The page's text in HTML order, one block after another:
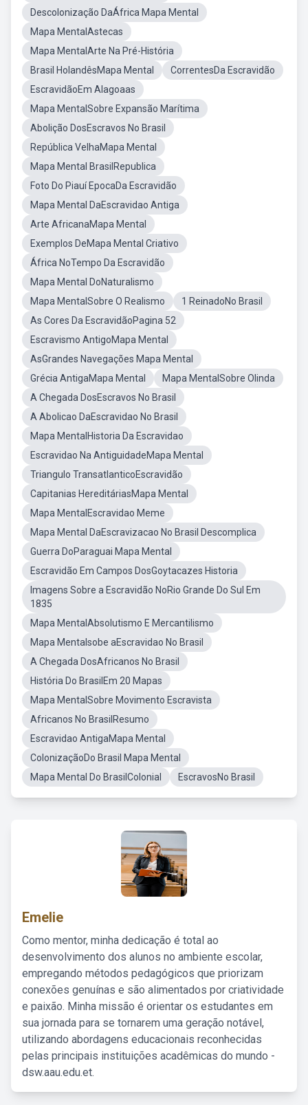
Descolonização DaÁfrica Mapa Mental
Mapa MentalAstecas
Mapa MentalArte Na Pré-História
Brasil HolandêsMapa Mental
CorrentesDa Escravidão
EscravidãoEm Alagoaas
Mapa MentalSobre Expansão Marítima
Abolição DosEscravos No Brasil
República VelhaMapa Mental
Mapa Mental BrasilRepublica
Foto Do Piauí EpocaDa Escravidão
Mapa Mental DaEscravidao Antiga
Arte AfricanaMapa Mental
Exemplos DeMapa Mental Criativo
África NoTempo Da Escravidão
Mapa Mental DoNaturalismo
Mapa MentalSobre O Realismo
1 ReinadoNo Brasil
As Cores Da EscravidãoPagina 52
Escravismo AntigoMapa Mental
AsGrandes Navegações Mapa Mental
Grécia AntigaMapa Mental
Mapa MentalSobre Olinda
A Chegada DosEscravos No Brasil
A Abolicao DaEscravidao No Brasil
Mapa MentalHistoria Da Escravidao
Escravidao Na AntiguidadeMapa Mental
Triangulo TransatlanticoEscravidão
Capitanias HereditáriasMapa Mental
Mapa MentalEscravidao Meme
Mapa Mental DaEscravizacao No Brasil Descomplica
Guerra DoParaguai Mapa Mental
Escravidão Em Campos DosGoytacazes Historia
Imagens Sobre a Escravidão NoRio Grande Do Sul Em
1835
Mapa MentalAbsolutismo E Mercantilismo
Mapa Mentalsobe aEscravidao No Brasil
A Chegada DosAfricanos No Brasil
História Do BrasilEm 20 Mapas
Mapa MentalSobre Movimento Escravista
Africanos No BrasilResumo
Escravidao AntigaMapa Mental
ColonizaçãoDo Brasil Mapa Mental
Mapa Mental Do BrasilColonial
EscravosNo Brasil
Emelie
Como mentor, minha dedicação é total ao
desenvolvimento dos alunos no ambiente escolar,
empregando métodos pedagógicos que priorizam
conexões genuínas e são alimentados por criatividade
e paixão. Minha missão é orientar os estudantes em
sua jornada para se tornarem uma geração notável,
utilizando abordagens educacionais reconhecidas
pelas principais instituições acadêmicas do mundo -
dsw.aau.edu.et.